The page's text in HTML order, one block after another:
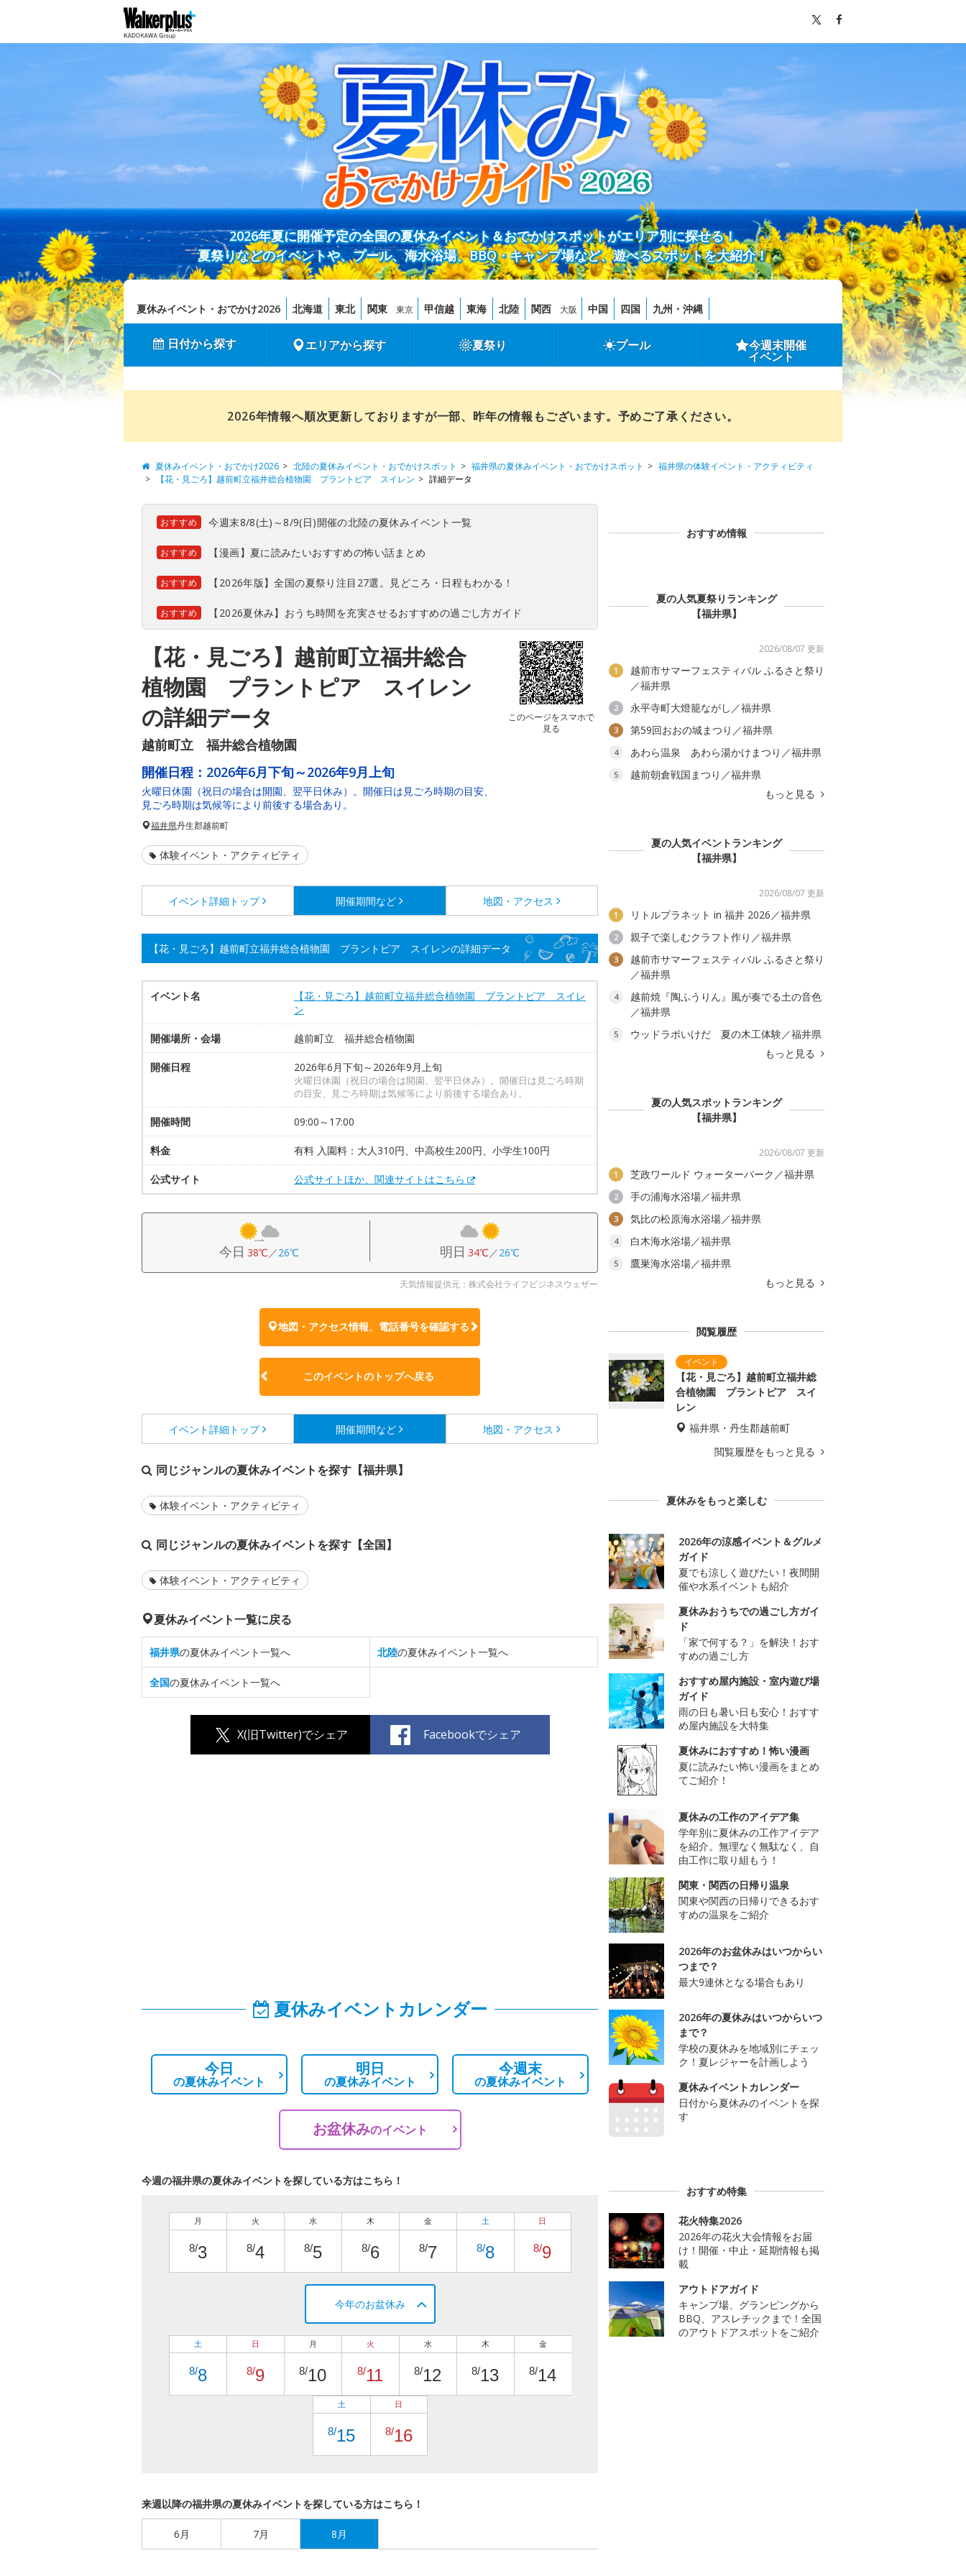
2026年夏に開催予定の全国の夏休みイベント＆おでかけスポットがエリア別に探せる！
夏祭りなどのイベントや、プール、海水浴場、BBQ・キャンプ場など、遊べるスポットを大紹介！
夏休みイベント・おでかけ2026 北海道 東北 関東 東京 甲信越 東海 北陸 関西 大阪 中国 四国 九州・沖縄
日付から探す エリアから探す 夏祭り プール 今週末開催
イベント
2026年情報へ順次更新しておりますが一部、昨年の情報もございます。予めご了承ください。
夏休みイベント・おでかけ2026 北陸の夏休みイベント・おでかけスポット 福井県の夏休みイベント・おでかけスポット
福井県の体験イベント・アクティビティ
【花・見ごろ】越前町立福井総合植物園 プラントピア スイレン
詳細データ
おすすめ 今週末8/8(土)～8/9(日)開催の北陸の夏休みイベント一覧
おすすめ 【漫画】夏に読みたいおすすめの怖い話まとめ
おすすめ 【2026年版】全国の夏祭り注目27選。見どころ・日程もわかる！
おすすめ 【2026夏休み】おうち時間を充実させるおすすめの過ごし方ガイド
【花・見ごろ】越前町立福井総合
植物園 プラントピア スイレン
の詳細データ
越前町立 福井総合植物園
このページをスマホで
見る
開催日程： 2026年6月下旬～2026年9月上旬
火曜日休園（祝日の場合は開園、翌平日休み）。開催日は見ごろ時期の目安、
見ごろ時期は気候等により前後する場合あり。
福井県丹生郡越前町
体験イベント・アクティビティ
イベント詳細 トップ 開催期間など 地図・アクセス
【花・見ごろ】越前町立福井総合植物園 プラントピア スイレンの詳細データ
イベント名
【花・見ごろ】越前町立福井総合植物園 プラントピア スイレ
ン
開催場所・会場 越前町立 福井総合植物園
開催日程 2026年6月下旬～2026年9月上旬
火曜日休園（祝日の場合は開園、翌平日休み）。開催日は見ごろ時期
の目安、見ごろ時期は気候等により前後する場合あり。
開催時間 09:00～17:00
料金 有料 入園料：大人310円、中高校生200円、小学生100円
公式サイト 公式サイトほか、関連サイトはこちら
今日 38℃／26℃ 明日 34℃／26℃
天気情報提供元：株式会社ライフビジネスウェザー
地図・アクセス情報、電話番号を確認する
このイベントのトップへ戻る
イベント詳細 トップ 開催期間など 地図・アクセス
同じジャンルの夏休みイベントを探す【福井県】
体験イベント・アクティビティ
同じジャンルの夏休みイベントを探す【全国】
体験イベント・アクティビティ
夏休みイベント一覧に戻る
福井県の夏休みイベント一覧へ 北陸の夏休みイベント一覧へ
全国の夏休みイベント一覧へ
X(旧Twitter)でシェア Facebookでシェア
夏休みイベントカレンダー
今日
の夏休みイベント
明日
の夏休みイベント
今週末
の夏休みイベント
お盆休みのイベント
今週の福井県の夏休みイベントを探している方はこちら！
月
8/3
火
8/4
水
8/5
木
8/6
金
8/7
土
8/8
日
8/9
今年のお盆休み
土
8/8
日
8/9
月
8/10
火
8/11
水
8/12
木
8/13
金
8/14
土
8/15
日
8/16
来週以降の福井県の夏休みイベントを探している方はこちら！
6月 7月 8月
おすすめ情報
夏の人気夏祭りランキング
【福井県】
2026/08/07 更新
1
越前市サマーフェスティバル ふるさと祭り
／福井県
2 永平寺町大燈籠ながし／福井県
3 第59回おおの城まつり／福井県
4 あわら温泉 あわら湯かけまつり／福井県
5
越前朝倉戦国まつり／福井県
もっと見る
夏の人気イベントランキング
【福井県】
2026/08/07 更新
1 リトルプラネット in 福井 2026／福井県
2 親子で楽しむクラフト作り／福井県
3
越前市サマーフェスティバル ふるさと祭り
／福井県
4
越前焼『陶ふうりん』風が奏でる土の音色
／福井県
5
ウッドラボいけだ 夏の木工体験／福井県
もっと見る
夏の人気スポットランキング
【福井県】
2026/08/07 更新
1 芝政ワールド ウォーターパーク／福井県
2 手の浦海水浴場／福井県
3 気比の松原海水浴場／福井県
4 白木海水浴場／福井県
5
鷹巣海水浴場／福井県
もっと見る
閲覧履歴
【花・見ごろ】越前町立福井総
合植物園 プラントピア スイ
レン
福井県・丹生郡越前町
閲覧履歴をもっと見る
夏休みをもっと楽しむ
2026年の涼感イベント＆グルメ
ガイド
夏でも涼しく遊びたい！夜間開
催や水系イベントも紹介
夏休みおうちでの過ごし方ガイ
ド
「家で何する？」を解決！おす
すめの過ごし方
おすすめ屋内施設・室内遊び場
ガイド
雨の日も暑い日も安心！おすす
め屋内施設を大特集
夏休みにおすすめ！怖い漫画
夏に読みたい怖い漫画をまとめ
てご紹介！
夏休みの工作のアイデア集
学年別に夏休みの工作アイデア
を紹介。無理なく無駄なく、自
由工作に取り組もう！
関東・関西の日帰り温泉
関東や関西の日帰りできるおす
すめの温泉をご紹介
2026年のお盆休みはいつからい
つまで？
最大9連休となる場合もあり
2026年の夏休みはいつからいつ
まで？
学校の夏休みを地域別にチェッ
ク！夏レジャーを計画しよう
夏休みイベントカレンダー
日付から夏休みのイベントを探
す
おすすめ特集
花火特集2026
2026年の花火大会情報をお届
け！開催・中止・延期情報も掲
載
アウトドアガイド
キャンプ場、グランピングから
BBQ、アスレチックまで！全国
のアウトドアスポットをご紹介